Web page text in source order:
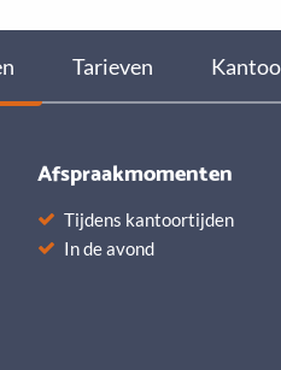
Tarieven
Afspraakmomenten
Tijdens kantoortijden
In de avond